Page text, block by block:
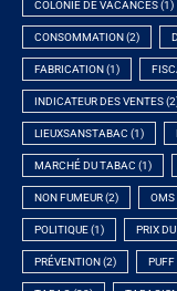
COLONIE DE VACANCES(1)
CONSOMMATION (2)
FABRICATION (1)
INDICATEUR DES VENTES
LIEUXSANSTABAC (1)
MARCHÉ DU TABAC (1)
NON FUMEUR(2) OMS
POLITIQUE(1) PRIX
PRÉVENTION (2) PUFF